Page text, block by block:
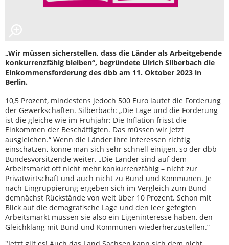
„Wir müssen sicherstellen, dass die Länder als Arbeitgebende
konkurrenzfähig bleiben“, begründete Ulrich Silberbach die
Einkommensforderung des dbb am 11. Oktober 2023 in
Berlin.
10,5 Prozent, mindestens jedoch 500 Euro lautet die Forderung
der Gewerkschaften. Silberbach: „Die Lage und die Forderung
ist die gleiche wie im Frühjahr: Die Inflation frisst die
Einkommen der Beschäftigten. Das müssen wir jetzt
ausgleichen.“ Wenn die Länder ihre Interessen richtig
einschätzen, könne man sich sehr schnell einigen, so der dbb
Bundesvorsitzende weiter. „Die Länder sind auf dem
Arbeitsmarkt oft nicht mehr konkurrenzfähig – nicht zur
Privatwirtschaft und auch nicht zu Bund und Kommunen. Je
nach Eingruppierung ergeben sich im Vergleich zum Bund
demnächst Rückstände von weit über 10 Prozent. Schon mit
Blick auf die demografische Lage und den leer gefegten
Arbeitsmarkt müssen sie also ein Eigeninteresse haben, den
Gleichklang mit Bund und Kommunen wiederherzustellen.“